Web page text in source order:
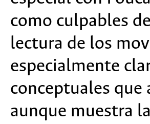
como culpables
lectura de los
especialmente
conceptuales que
aunque muestra